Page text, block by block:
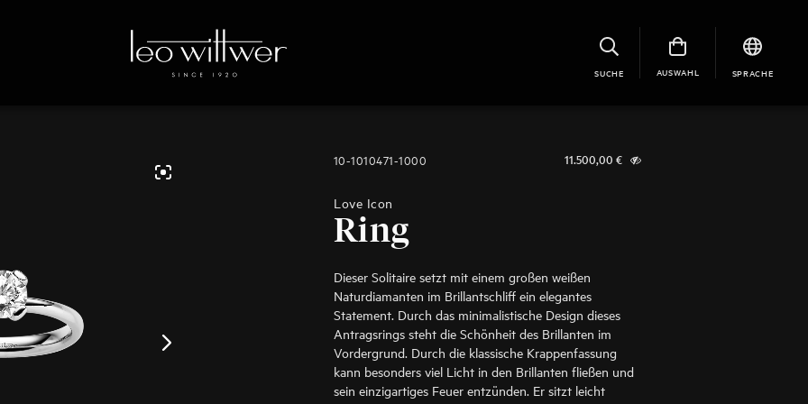
SUCHE AUSWAHL SPRACHE
10-1010471-1000 11.500,00 €
Love Icon
Ring
Dieser Solitaire setzt mit einem großen weißen
Naturdiamanten im Brillantschliff ein elegantes
Statement. Durch das minimalistische Design dieses
Antragsrings steht die Schönheit des Brillanten im
Vordergrund. Durch die klassische Krappenfassung
kann besonders viel Licht in den Brillanten fließen und
sein einzigartiges Feuer entzünden. Er sitzt leicht